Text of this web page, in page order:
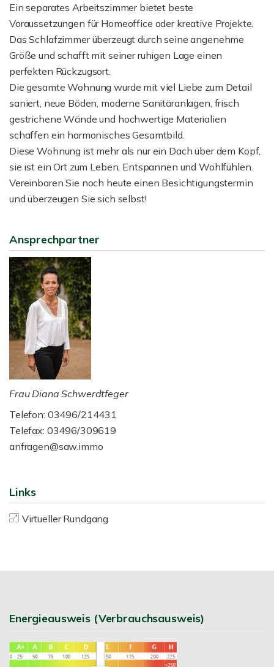
Ein separates Arbeitszimmer bietet beste
Voraussetzungen für Homeoffice oder kreative Projekte.
Das Schlafzimmer überzeugt durch seine angenehme
Größe und schafft mit seiner ruhigen Lage einen
perfekten Rückzugsort.
Die gesamte Wohnung wurde mit viel Liebe zum Detail
saniert, neue Böden, moderne Sanitäranlagen, frisch
gestrichene Wände und hochwertige Materialien
schaffen ein harmonisches Gesamtbild.
Diese Wohnung ist mehr als nur ein Dach über dem Kopf,
sie ist ein Ort zum Leben, Entspannen und Wohlfühlen.
Vereinbaren Sie noch heute einen Besichtigungstermin
und überzeugen Sie sich selbst!
Ansprechpartner
Frau Diana Schwerdtfeger
Telefon: 03496/214431
Telefax: 03496/309619
anfragen@saw.immo
Links
Virtueller Rundgang
Energieausweis (Verbrauchsausweis)